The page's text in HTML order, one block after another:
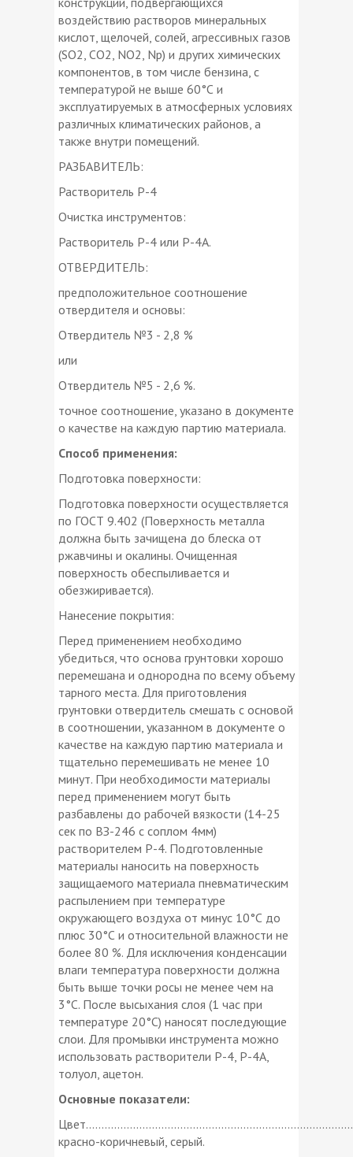
воздействию растворов минеральных
кислот, щелочей, солей, агрессивных газов
(SO2, CO2, NO2, Np) и других химических
компонентов, в том числе бензина, с
температурой не выше 60°С и
эксплуатируемых в атмосферных условиях
различных климатических районов, а
также внутри помещений.
РАЗБАВИТЕЛЬ:
Растворитель Р-4
Очистка инструментов:
Растворитель Р-4 или Р-4А.
ОТВЕРДИТЕЛЬ:
предположительное соотношение
отвердителя и основы:
Отвердитель №3 - 2,8 %
или
Отвердитель №5 - 2,6 %.
точное соотношение, указано в документе
о качестве на каждую партию материала.
Способ применения:
Подготовка поверхности:
Подготовка поверхности осуществляется
по ГОСТ 9.402 (Поверхность металла
должна быть зачищена до блеска от
ржавчины и окалины. Очищенная
поверхность обеспыливается и
обезжиривается).
Нанесение покрытия:
Перед применением необходимо
убедиться, что основа грунтовки хорошо
перемешана и однородна по всему объему
тарного места. Для приготовления
грунтовки отвердитель смешать с основой
в соотношении, указанном в документе о
качестве на каждую партию материала и
тщательно перемешивать не менее 10
минут. При необходимости материалы
перед применением могут быть
разбавлены до рабочей вязкости (14-25
сек по ВЗ-246 с соплом 4мм)
растворителем Р-4. Подготовленные
материалы наносить на поверхность
защищаемого материала пневматическим
распылением при температуре
окружающего воздуха от минус 10°С до
плюс 30°С и относительной влажности не
более 80 %. Для исключения конденсации
влаги температура поверхности должна
быть выше точки росы не менее чем на
3°С. После высыхания слоя (1 час при
температуре 20°С) наносят последующие
слои. Для промывки инструмента можно
использовать растворители Р-4, Р-4А,
толуол, ацетон.
Основные показатели:
красно-коричневый, серый.